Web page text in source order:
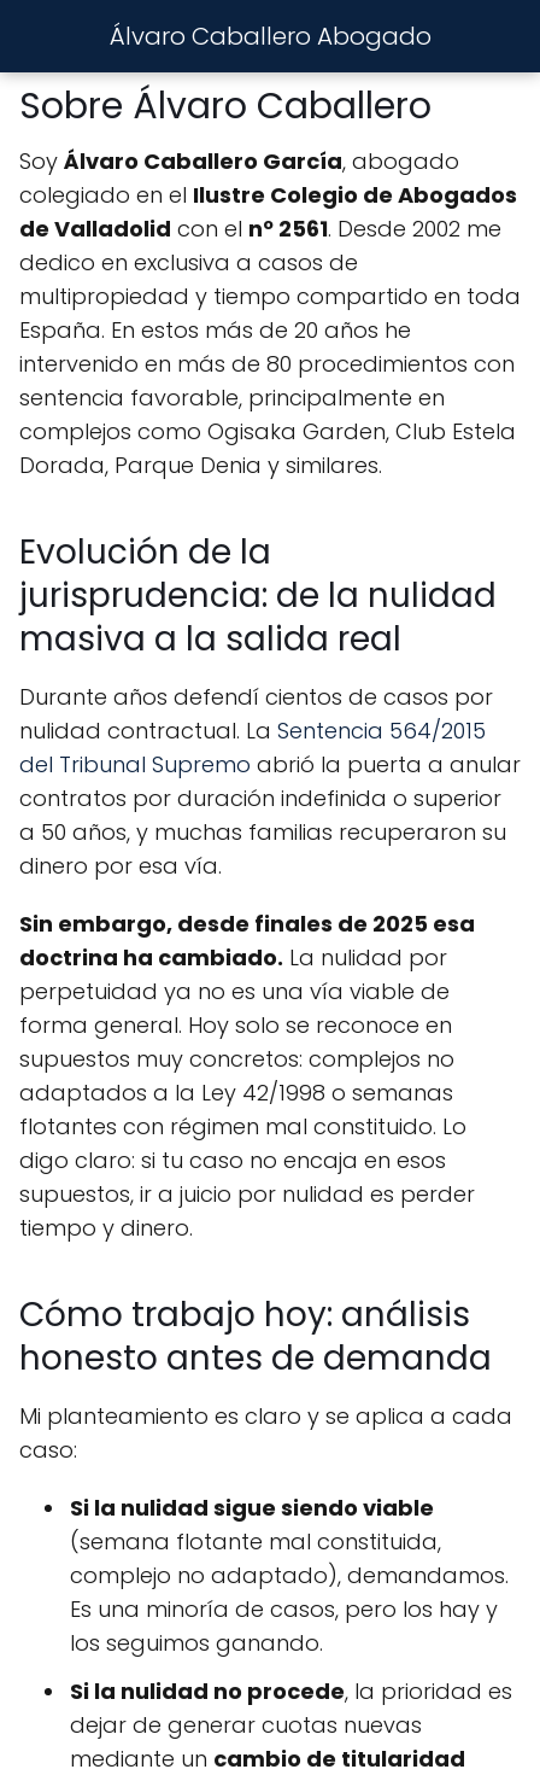
Álvaro Caballero Abogado
Sobre Álvaro Caballero
Soy Álvaro Caballero García, abogado
colegiado en el Ilustre Colegio de Abogados
de Valladolid con el nº 2561. Desde 2002 me
dedico en exclusiva a casos de
multipropiedad y tiempo compartido en toda
España. En estos más de 20 años he
intervenido en más de 80 procedimientos con
sentencia favorable, principalmente en
complejos como Ogisaka Garden, Club Estela
Dorada, Parque Denia y similares.
Evolución de la
jurisprudencia: de la nulidad
masiva a la salida real
Durante años defendí cientos de casos por
nulidad contractual. La Sentencia 564/2015
del Tribunal Supremo abrió la puerta a anular
contratos por duración indefinida o superior
a 50 años, y muchas familias recuperaron su
dinero por esa vía.
Sin embargo, desde finales de 2025 esa
doctrina ha cambiado. La nulidad por
perpetuidad ya no es una vía viable de
forma general. Hoy solo se reconoce en
supuestos muy concretos: complejos no
adaptados a la Ley 42/1998 o semanas
flotantes con régimen mal constituido. Lo
digo claro: si tu caso no encaja en esos
supuestos, ir a juicio por nulidad es perder
tiempo y dinero.
Cómo trabajo hoy: análisis
honesto antes de demanda
Mi planteamiento es claro y se aplica a cada
caso:
Si la nulidad sigue siendo viable
(semana flotante mal constituida,
complejo no adaptado), demandamos.
Es una minoría de casos, pero los hay y
los seguimos ganando.
Si la nulidad no procede, la prioridad es
dejar de generar cuotas nuevas
mediante un cambio de titularidad